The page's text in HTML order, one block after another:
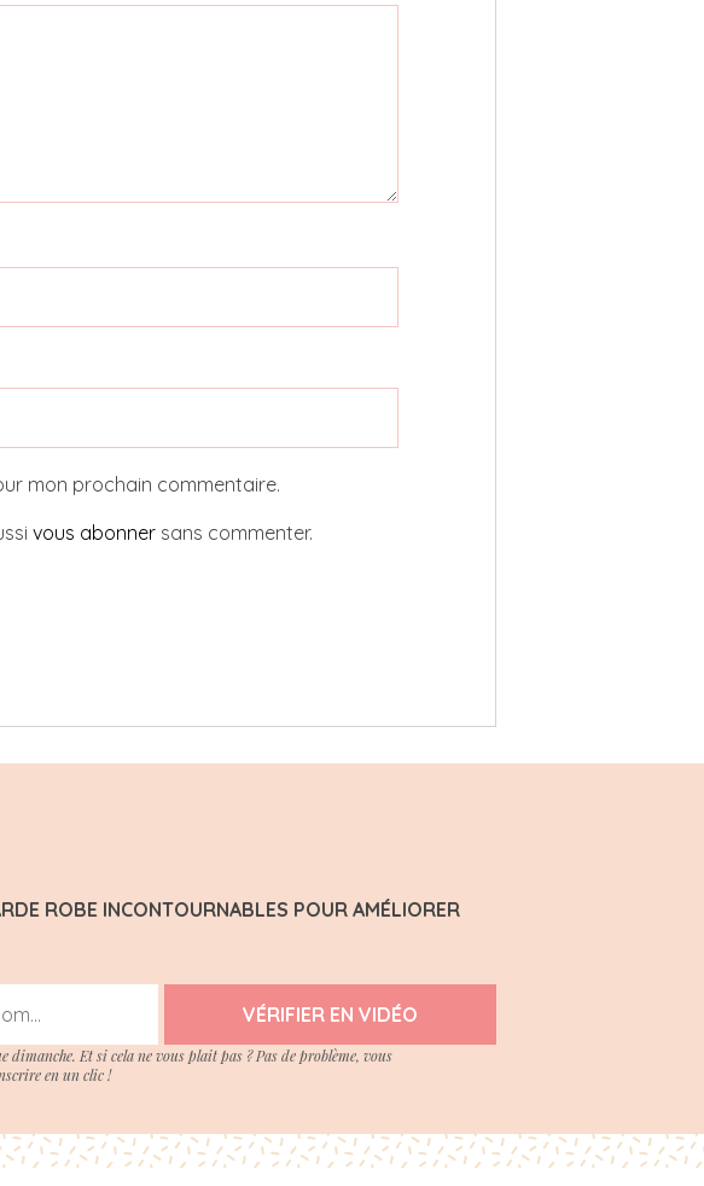
mon prochain commentaire.
vous abonner sans commenter.
ROBE INCONTOURNABLES POUR AMÉLIORER
VÉRIFIER EN VIDÉO
dimanche. Et si cela ne vous plait pas ? Pas de problème, vous
en un clic !